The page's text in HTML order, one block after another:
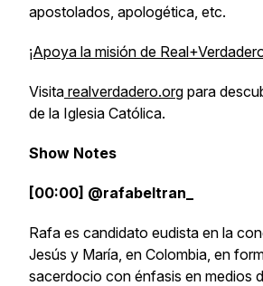
apostolados, apologética, etc.
¡Apoya la misión de
Visita realverdadero.org para
de la Iglesia Católica.
Show Notes
[00:00] @rafabeltran_
Rafa es candidato eudista en la
Jesús y María, en Colombia, en
sacerdocio con énfasis en medios